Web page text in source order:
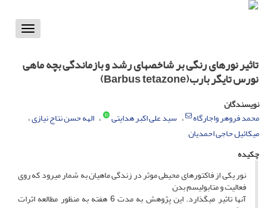
Toggle
تاثیر نورهای رنگی بر شاخصهای رشد و بازماندگی بچه ماهی
نورس تایگر بارب(Barbus tetazone)
نویسندگان
محمد فروهر واجارگاه
سید علی اکبر هدایتی
الهه حسن نتاج نیازی
میکائیل حاجی احمدیان
چکیده
نور یکی از فاکتورهای محیطی موثر در زندگی ماهیان به شمار میرود که روی
فعالیت و متابولیسم بدن
آنها تاثیر میگذارد. این پژوهش به مدت 6 هفته به منظور مطالعه اثرات